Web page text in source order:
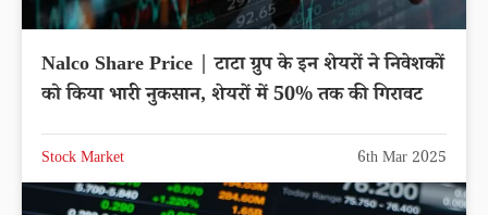
Nalco Share Price | टाटा ग्रुप के इन शेयरों ने निवेशकों
को किया भारी नुकसान, शेयरों में 50% तक की गिरावट
Stock Market 6th Mar 2025